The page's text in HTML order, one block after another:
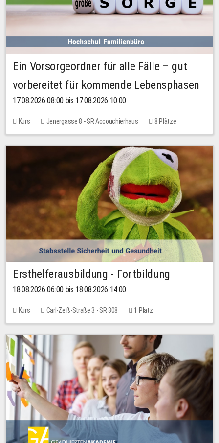
Ein Vorsorgeordner für alle Fälle – gut
vorbereitet für kommende Lebensphasen
17.08.2026 08:00 bis 17.08.2026 10:00
Kurs Jenergasse 8 - SR Accouchierhaus 8 Plätze
Ersthelferausbildung - Fortbildung
18.08.2026 06:00 bis 18.08.2026 14:00
Kurs Carl-Zeiß-Straße 3 - SR 308 1 Platz